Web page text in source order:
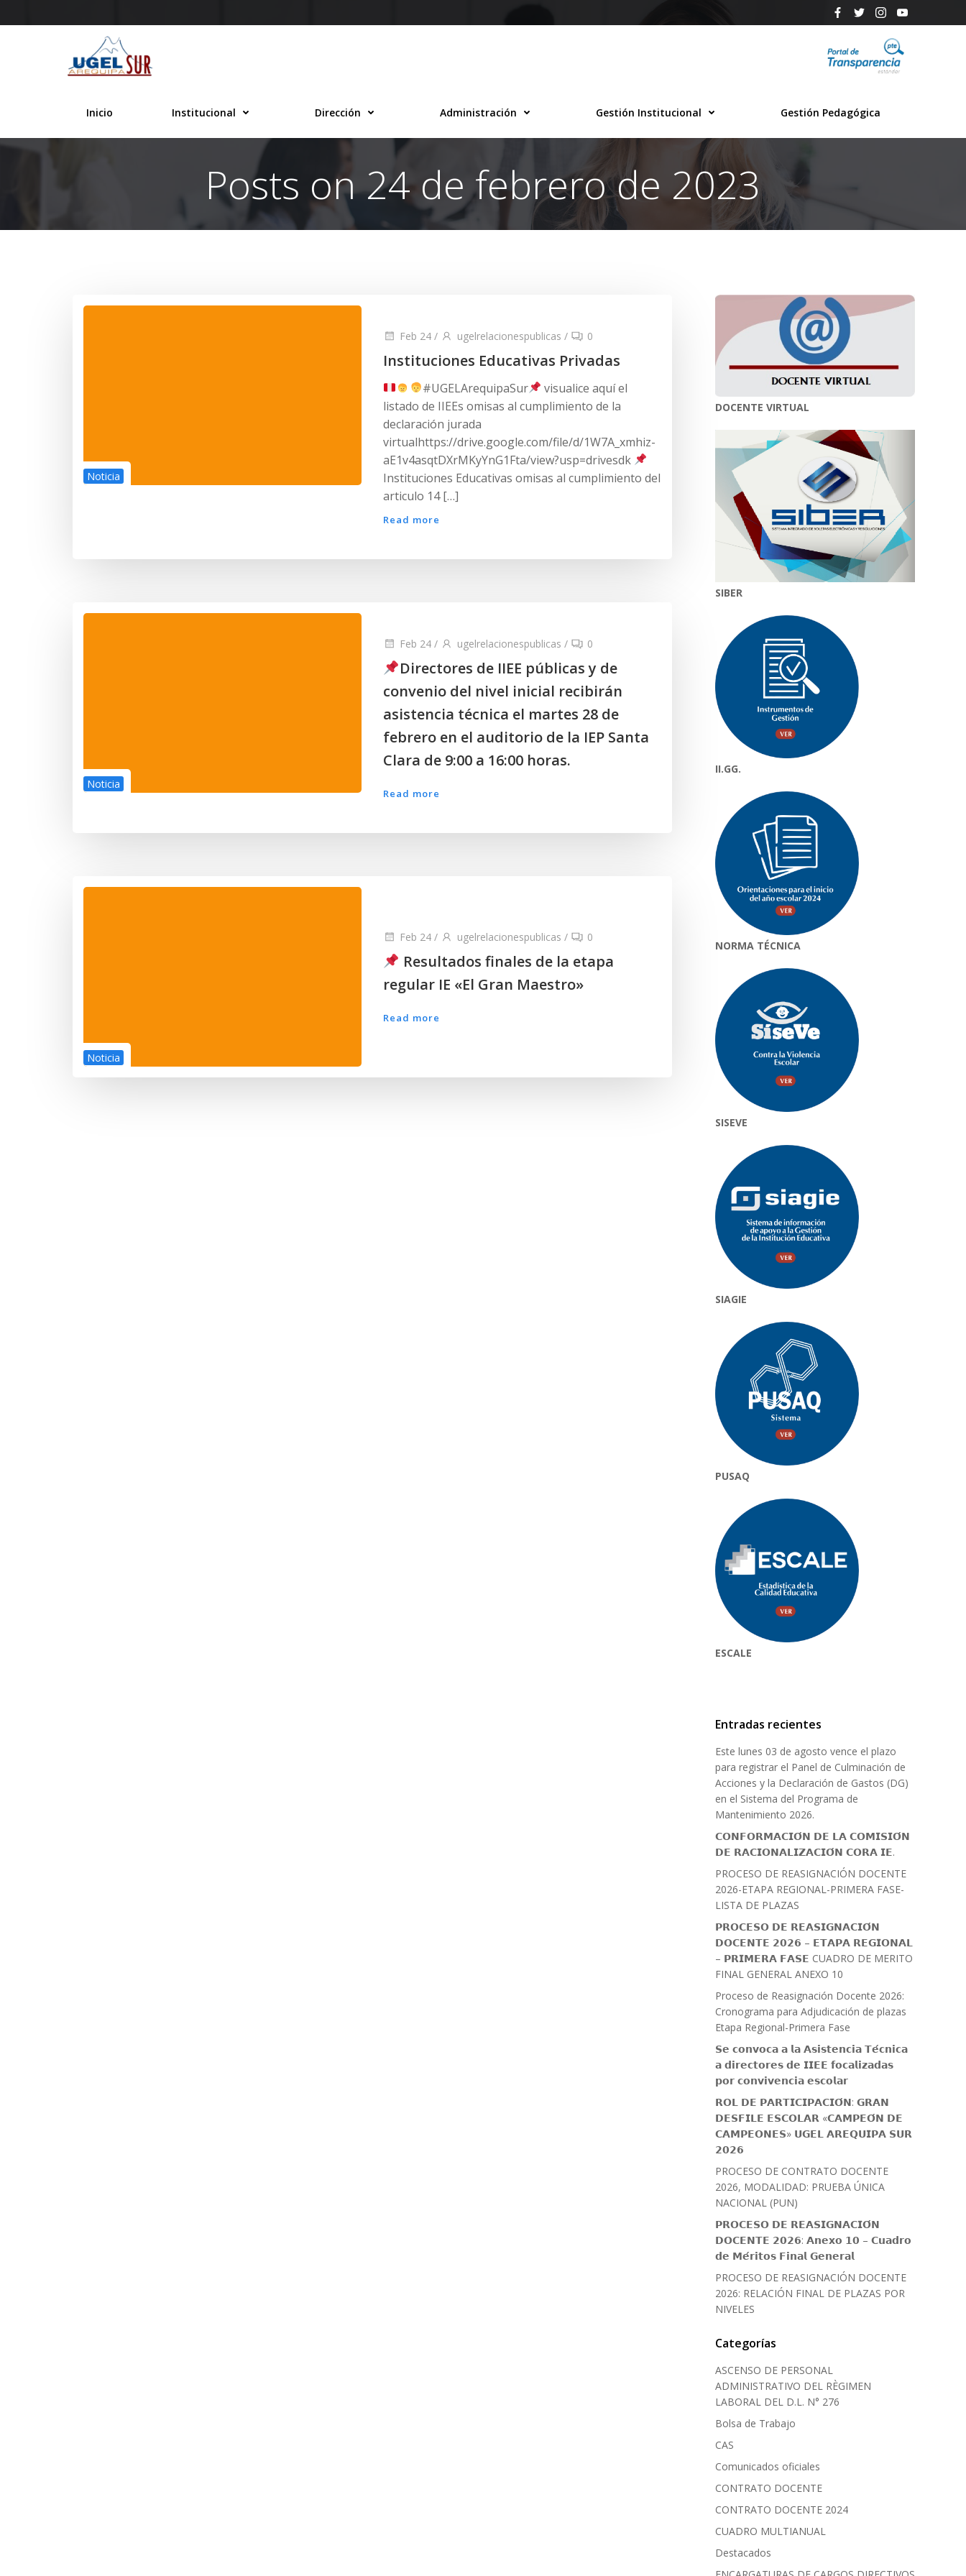
al
Inicio Institucional Dirección Administración Gestión Institucional Gestión Pedagógica
Posts on 24 de febrero de 2023
Noticia
Feb 24 / ugelrelacionespublicas / 0
Instituciones Educativas Privadas
#UGELArequipaSur
visualice aquí el
listado de IIEEs omisas al cumplimiento de la
declaración jurada
virtualhttps://drive.google.com/file/d/1W7A_xmhiz-
aE1v4asqtDXrMKyYnG1Fta/view?usp=drivesdk
Instituciones Educativas omisas al cumplimiento del
articulo 14 […]
Read more
Noticia
Feb 24 / ugelrelacionespublicas / 0
Directores de IIEE públicas y de
convenio del nivel inicial recibirán
asistencia técnica el martes 28 de
febrero en el auditorio de la IEP Santa
Clara de 9:00 a 16:00 horas.
Read more
Noticia
Feb 24 / ugelrelacionespublicas / 0
Resultados finales de la etapa
regular IE «El Gran Maestro»
Read more
DOCENTE VIRTUAL
SIBER
II.GG.
NORMA TÉCNICA
SISEVE
SIAGIE
PUSAQ
ESCALE
Entradas recientes
Este lunes 03 de agosto vence el plazo
para registrar el Panel de Culminación de
Acciones y la Declaración de Gastos (DG)
en el Sistema del Programa de
Mantenimiento 2026.
𝗖𝗢𝗡𝗙𝗢𝗥𝗠𝗔𝗖𝗜𝗢́𝗡 𝗗𝗘 𝗟𝗔 𝗖𝗢𝗠𝗜𝗦𝗜𝗢́𝗡
𝗗𝗘 𝗥𝗔𝗖𝗜𝗢𝗡𝗔𝗟𝗜𝗭𝗔𝗖𝗜𝗢́𝗡 𝗖𝗢𝗥𝗔 𝗜𝗘.
PROCESO DE REASIGNACIÓN DOCENTE
2026-ETAPA REGIONAL-PRIMERA FASE-
LISTA DE PLAZAS
𝗣𝗥𝗢𝗖𝗘𝗦𝗢 𝗗𝗘 𝗥𝗘𝗔𝗦𝗜𝗚𝗡𝗔𝗖𝗜𝗢́𝗡
𝗗𝗢𝗖𝗘𝗡𝗧𝗘 𝟮𝟬𝟮𝟲 – 𝗘𝗧𝗔𝗣𝗔 𝗥𝗘𝗚𝗜𝗢𝗡𝗔𝗟
– 𝗣𝗥𝗜𝗠𝗘𝗥𝗔 𝗙𝗔𝗦𝗘 CUADRO DE MERITO
FINAL GENERAL ANEXO 10
Proceso de Reasignación Docente 2026:
Cronograma para Adjudicación de plazas
Etapa Regional-Primera Fase
𝗦𝗲 𝗰𝗼𝗻𝘃𝗼𝗰𝗮 𝗮 𝗹𝗮 𝗔𝘀𝗶𝘀𝘁𝗲𝗻𝗰𝗶𝗮 𝗧𝗲́𝗰𝗻𝗶𝗰𝗮
𝗮 𝗱𝗶𝗿𝗲𝗰𝘁𝗼𝗿𝗲𝘀 𝗱𝗲 𝗜𝗜𝗘𝗘 𝗳𝗼𝗰𝗮𝗹𝗶𝘇𝗮𝗱𝗮𝘀
𝗽𝗼𝗿 𝗰𝗼𝗻𝘃𝗶𝘃𝗲𝗻𝗰𝗶𝗮 𝗲𝘀𝗰𝗼𝗹𝗮𝗿
𝗥𝗢𝗟 𝗗𝗘 𝗣𝗔𝗥𝗧𝗜𝗖𝗜𝗣𝗔𝗖𝗜𝗢́𝗡: 𝗚𝗥𝗔𝗡
𝗗𝗘𝗦𝗙𝗜𝗟𝗘 𝗘𝗦𝗖𝗢𝗟𝗔𝗥 «𝗖𝗔𝗠𝗣𝗘𝗢́𝗡 𝗗𝗘
𝗖𝗔𝗠𝗣𝗘𝗢𝗡𝗘𝗦» 𝗨𝗚𝗘𝗟 𝗔𝗥𝗘𝗤𝗨𝗜𝗣𝗔 𝗦𝗨𝗥
𝟮𝟬𝟮𝟲
PROCESO DE CONTRATO DOCENTE
2026, MODALIDAD: PRUEBA ÚNICA
NACIONAL (PUN)
𝗣𝗥𝗢𝗖𝗘𝗦𝗢 𝗗𝗘 𝗥𝗘𝗔𝗦𝗜𝗚𝗡𝗔𝗖𝗜𝗢́𝗡
𝗗𝗢𝗖𝗘𝗡𝗧𝗘 𝟮𝟬𝟮𝟲: 𝗔𝗻𝗲𝘅𝗼 𝟭𝟬 – 𝗖𝘂𝗮𝗱𝗿𝗼
𝗱𝗲 𝗠𝗲́𝗿𝗶𝘁𝗼𝘀 𝗙𝗶𝗻𝗮𝗹 𝗚𝗲𝗻𝗲𝗿𝗮𝗹
PROCESO DE REASIGNACIÓN DOCENTE
2026: RELACIÓN FINAL DE PLAZAS POR
NIVELES
Categorías
ASCENSO DE PERSONAL
ADMINISTRATIVO DEL RÈGIMEN
LABORAL DEL D.L. N° 276
Bolsa de Trabajo
CAS
Comunicados oficiales
CONTRATO DOCENTE
CONTRATO DOCENTE 2024
CUADRO MULTIANUAL
Destacados